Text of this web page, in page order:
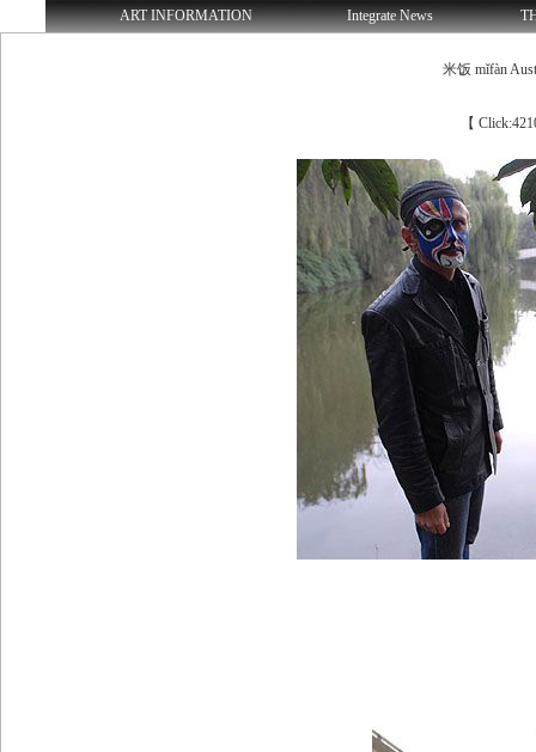
ART INFORMATION Integrate News
米饭 mǐfàn
【